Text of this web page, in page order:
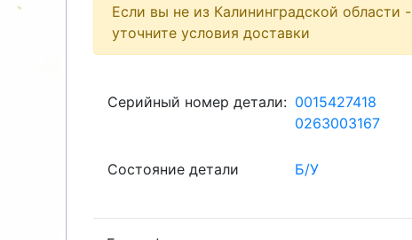
Если вы не из Калининградской области -
уточните условия доставки
Серийный номер детали: 0015427418
0263003167
Состояние детали Б/У